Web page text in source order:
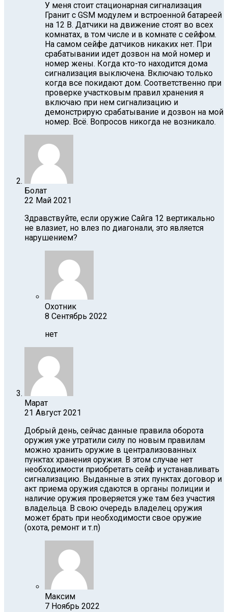
У меня стоит стационарная сигнализация
Гранит с GSM модулем и встроенной батареей
на 12 В. Датчики на движение стоят во всех
комнатах, в том числе и в комнате с сейфом.
На самом сейфе датчиков никаких нет. При
срабатывании идет дозвон на мой номер и
номер жены. Когда кто-то находится дома
сигнализация выключена. Включаю только
когда все покидают дом. Соответственно при
проверке участковым правил хранения я
включаю при нем сигнализацию и
демонстрирую срабатывание и дозвон на мой
номер. Всё. Вопросов никогда не возникало.
Болат
22 Май 2021
Здравствуйте, если оружие Сайга 12 вертикально
не влазиет, но влез по диагонали, это является
нарушением?
Охотник
8 Сентябрь 2022
нет
Марат
21 Август 2021
Добрый день, сейчас данные правила оборота
оружия уже утратили силу по новым правилам
можно хранить оружие в централизованных
пунктах хранения оружия. В этом случае нет
необходимости приобретать сейф и устанавливать
сигнализацию. Выданные в этих пунктах договор и
акт приема оружия сдаются в органы полиции и
наличие оружия проверяется уже там без участия
владельца. В свою очередь владелец оружия
может брать при необходимости свое оружие
(охота, ремонт и т.п)
Максим
7 Ноябрь 2022